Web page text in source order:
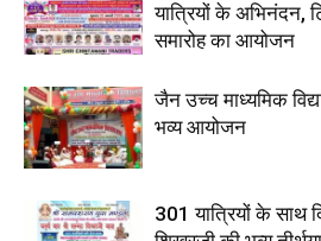
यात्रियों के अभिनंदन,
समारोह का आयोजन
जैन उच्च माध्यमिक
भव्य आयोजन
301 यात्रियों के साथ